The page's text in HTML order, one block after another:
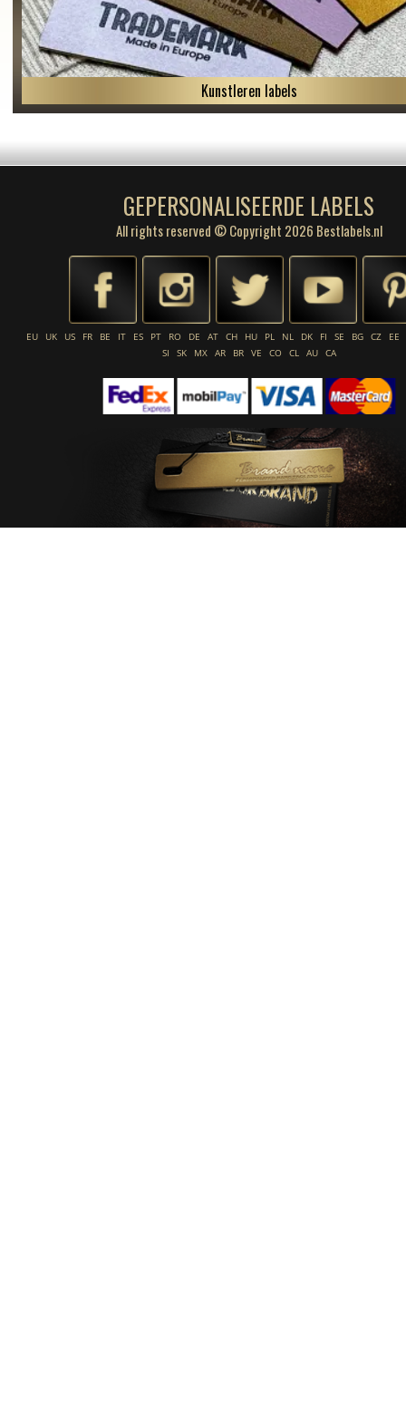
Kunstleren labels
GEPERSONALISEERDE LABELS
All rights reserved © Copyright 2026 Bestlabels.nl
EU UK US FR BE IT ES PT RO DE AT CH HU PL NL DK FI SE BG CZ
EE
SI
SK MX AR BR VE CO CL AU CA